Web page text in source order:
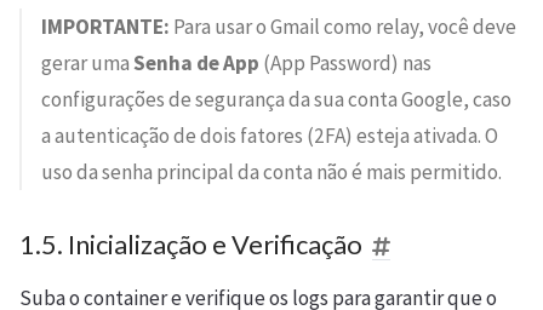
IMPORTANTE: Para usar o Gmail como relay, você deve
gerar umaSenha de App (App Password) nas
configurações de segurança da sua conta Google, caso
a autenticação de dois fatores (2FA) esteja ativada. O
uso da senha principal da conta não é mais permitido.
1.5. Inicialização e Verificação
Suba o container e verifique os logs para garantir que o